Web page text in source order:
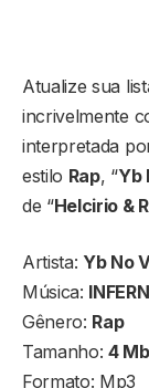
Atualize sua
incrivelmente
interpretada
estilo Rap, “Yb
de “Helcirio &
Artista: Yb No
Música:
Gênero: Rap
Tamanho:4 Mb
Formato: Mp3